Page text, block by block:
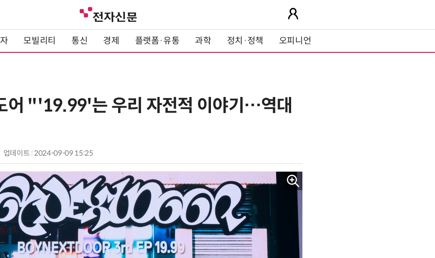
모빌리티 통신 경제 플랫폼·유통 과학 정치·정책 오피니언
어 "'19.99'는 우리 자전적 이야기…역대
업데이트 : 2024-09-09 15:25